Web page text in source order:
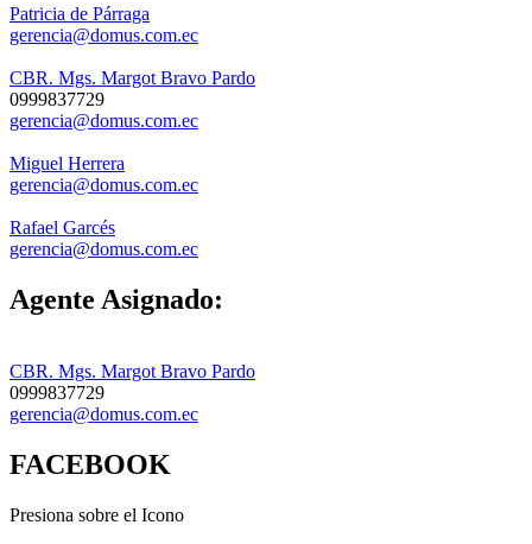
Patricia de Párraga
gerencia@domus.com.ec
CBR. Mgs. Margot Bravo Pardo
0999837729
gerencia@domus.com.ec
Miguel Herrera
gerencia@domus.com.ec
Rafael Garcés
gerencia@domus.com.ec
Agente Asignado:
CBR. Mgs. Margot Bravo Pardo
0999837729
gerencia@domus.com.ec
FACEBOOK
Presiona sobre el Icono